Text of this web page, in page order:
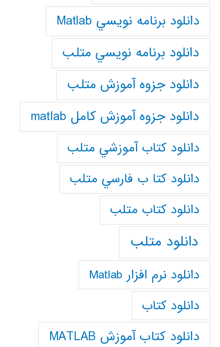
دانلود برنامه نويسي Matlab
دانلود برنامه نويسي متلب
دانلود جزوه آموزش متلب
دانلود جزوه آموزش کامل matlab
دانلود كتاب آموزشي متلب
دانلود كتا ب فارسي متلب
دانلود كتاب متلب
دانلود متلب
دانلود نرم افزار Matlab
دانلود کتاب
دانلود کتاب آموزش MATLAB